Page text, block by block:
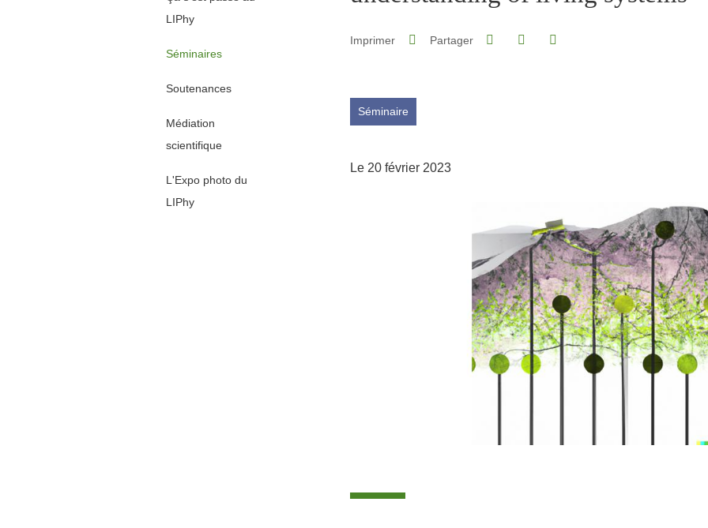
LIPhy
Séminaires
Soutenances
Médiation
scientifique
L'Expo photo du
LIPhy
Imprimer Partager Partager sur Facebook
Partager sur LinkedIn
Séminaire
Le 20 février 2023